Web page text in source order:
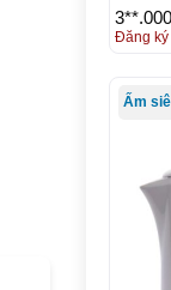
Đăng ký
Ấm